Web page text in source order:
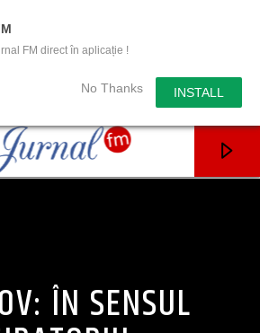
FM direct în aplicație !
No Thanks INSTALL
ÎN SENSUL